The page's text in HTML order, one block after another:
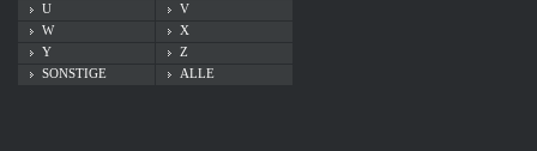
U
V
W
X
Y
Z
SONSTIGE
ALLE